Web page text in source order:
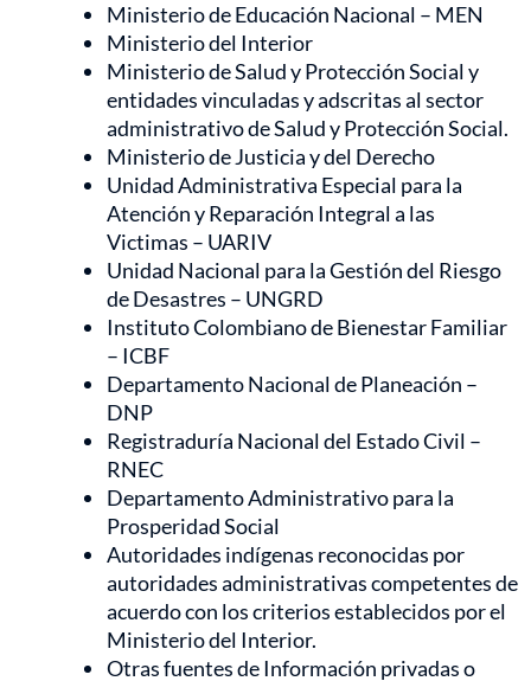
Ministerio de Educación Nacional – MEN
Ministerio del Interior
Ministerio de Salud y Protección Social y
entidades vinculadas y adscritas al sector
administrativo de Salud y Protección Social.
Ministerio de Justicia y del Derecho
Unidad Administrativa Especial para la
Atención y Reparación Integral a las
Victimas – UARIV
Unidad Nacional para la Gestión del Riesgo
de Desastres – UNGRD
Instituto Colombiano de Bienestar Familiar
– ICBF
Departamento Nacional de Planeación –
DNP
Registraduría Nacional del Estado Civil –
RNEC
Departamento Administrativo para la
Prosperidad Social
Autoridades indígenas reconocidas por
autoridades administrativas competentes de
acuerdo con los criterios establecidos por el
Ministerio del Interior.
Otras fuentes de Información privadas o